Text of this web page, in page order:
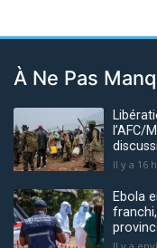
À Ne Pas
l’AFC/
Il y a 16
Ebola
Il y a